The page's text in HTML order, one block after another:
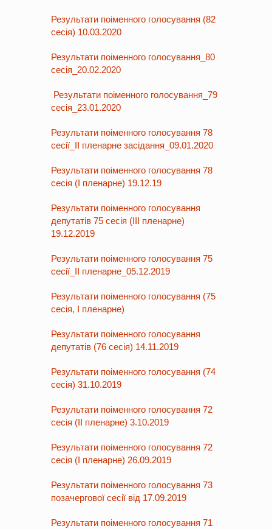
Результати поіменного голосування (82
сесія) 10.03.2020
Результати поіменного голосування_80
сесія_20.02.2020
Результати поіменного голосування_79
сесія_23.01.2020
Результати поіменного голосування 78
сесії_ІІ пленарне засідання_09.01.2020
Результати поіменного голосування 78
сесія (І пленарне) 19.12.19
Результати поіменного голосування
депутатів 75 сесія (ІІІ пленарне)
19.12.2019
Результати поіменного голосування 75
сесії_ІІ пленарне_05.12.2019
Результати поіменного голосування (75
сесія, І пленарне)
Результати поіменного голосування
депутатів (76 сесія) 14.11.2019
Результати поіменного голосування (74
сесія) 31.10.2019
Результати поіменного голосування 72
сесія (ІІ пленарне) 3.10.2019
Результати поіменного голосування 72
сесія (І пленарне) 26.09.2019
Результати поіменного голосування 73
позачергової сесії від 17.09.2019
Результати поіменного голосування 71